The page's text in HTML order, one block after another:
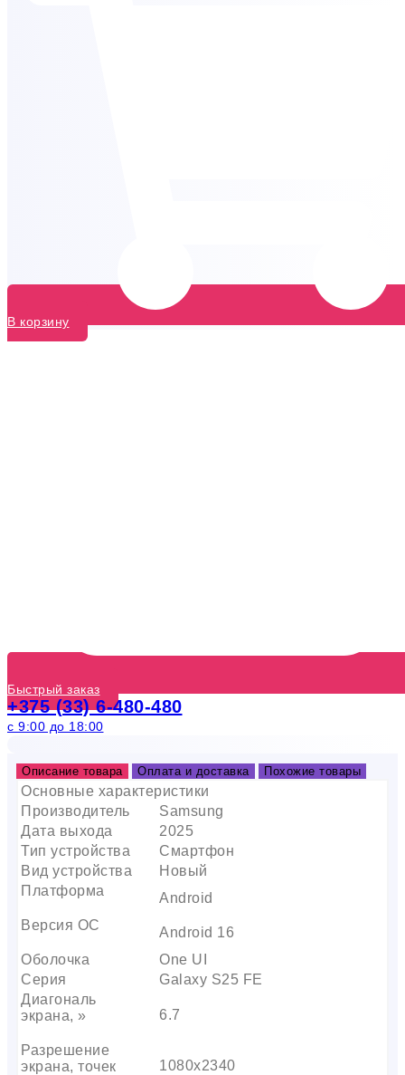
В корзину
Быстрый заказ
+375 (33) 6-480-480
с 9:00 до 18:00
Описание товара Оплата и доставка Похожие товары
Основные характеристики
Производитель
Samsung
Дата выхода
2025
Тип устройства
Смартфон
Вид устройства
Новый
Платформа
Android
Версия ОС
Android 16
Оболочка
One UI
Серия
Galaxy S25 FE
Диагональ
экрана, »
6.7
Разрешение
экрана, точек
1080х2340